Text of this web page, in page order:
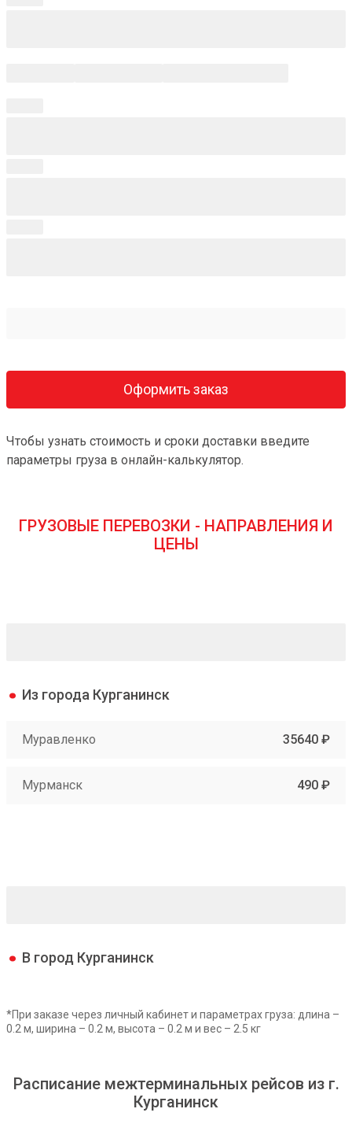
Оформить заказ
Чтобы узнать стоимость и сроки доставки введите
параметры груза в онлайн-калькулятор.
ГРУЗОВЫЕ ПЕРЕВОЗКИ - НАПРАВЛЕНИЯ И
ЦЕНЫ
Из города Курганинск
Муравленко 35640 ₽
Мурманск 490 ₽
В город Курганинск
*При заказе через личный кабинет и параметрах груза: длина –
0.2 м, ширина – 0.2 м, высота – 0.2 м и вес – 2.5 кг
Расписание межтерминальных рейсов из г.
Курганинск